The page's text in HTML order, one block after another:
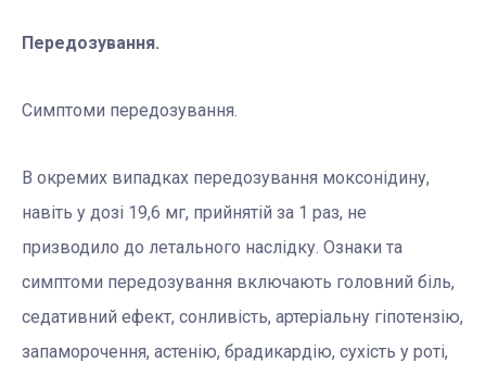
Передозування.
Симптоми передозування.
В окремих випадках передозування моксонідину,
навіть у дозі 19,6 мг, прийнятій за 1 раз, не
призводило до летального наслідку. Ознаки та
симптоми передозування включають головний біль,
седативний ефект, сонливість, артеріальну гіпотензію,
запаморочення, астенію, брадикардію, сухість у роті,